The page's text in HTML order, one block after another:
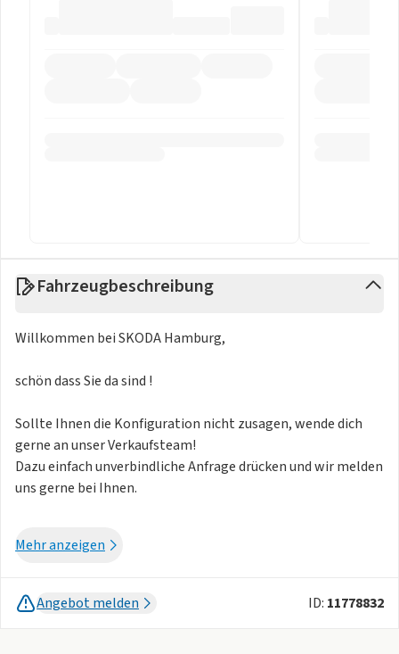
Fahrzeugbeschreibung
Willkommen bei SKODA Hamburg,
schön dass Sie da sind !
Sollte Ihnen die Konfiguration nicht zusagen, wende dich
gerne an unser Verkaufsteam!
Dazu einfach unverbindliche Anfrage drücken und wir melden
uns gerne bei Ihnen.
SKODA Hamburg
Mehr anzeigen
Angebot melden ID: 11778832